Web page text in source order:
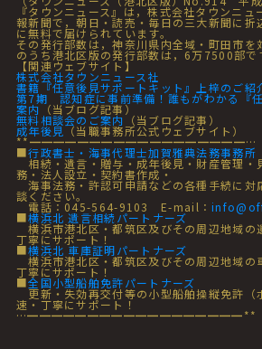
『タウンニュース』は，株式会社タウンニ
報新聞で，朝日・読売・毎日の三大新聞に折
に無料で届けられています。
その発行部数は，神奈川県内全域・町田市
のうち港北区版の発行部数は，6万7500部で
【関連ウェブサイト】
株式会社タウンニュース社
書籍『任意後見サポートキット』上梓のご紹
第7期 認知症に事前準備！誰もがわかる『
案内（当ブログ記事）
無料相談会のご案内（当ブログ記事）
成年後見（当職事務所公式ウェブサイト）
**━━━━━━━━━━━━━━━━━━…
■行政書士・海事代理士加賀雅典法務事務所
相続・遺言・贈与・成年後見・財産管理・
務・法人設立・契約書作成・
海事法務・許認可申請などの各種手続に対
談ください。
電話：045-564-9103 E-mail：
■横浜北 遺言相続パートナーズ
横浜市港北区・都筑区及びその周辺地域の
丁寧にサポート！
■横浜北 車庫証明パートナーズ
横浜市港北区・都筑区及びその周辺地域の
丁寧にサポート！
■全国小型船舶免許パートナーズ
更新・失効再交付等の小型船舶操縦免許（
速・丁寧にサポート！
…━━━━━━━━━━━━━━━━━━**